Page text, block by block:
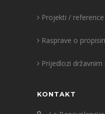
Projekti / reference
Rasprave o
Prijedlozi
KONTAKT